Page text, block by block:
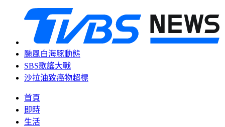
颱風白海豚動態
SBS歌謠大戰
沙拉油致癌物超標
首頁
即時
生活